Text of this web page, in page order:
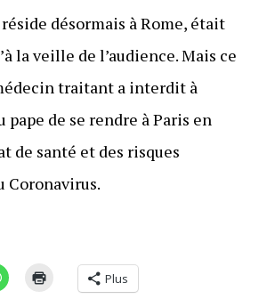
désormais à Rome, était
la veille de l’audience. Mais ce
traitant a interdit à
pape de se rendre à Paris en
de santé et des risques
Coronavirus.
Plus